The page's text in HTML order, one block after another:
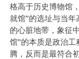
格高于历史博物馆
就馆”的选址与当
的心脏地带，象征
馆”的本质是政治
腾，反而是最符合